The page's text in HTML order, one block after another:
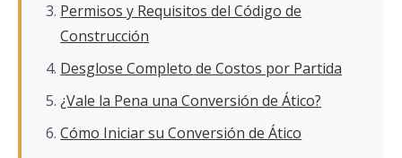
Permisos y Requisitos del Código de
Construcción
Desglose Completo de Costos por Partida
¿Vale la Pena una Conversión de Ático?
Cómo Iniciar su Conversión de Ático